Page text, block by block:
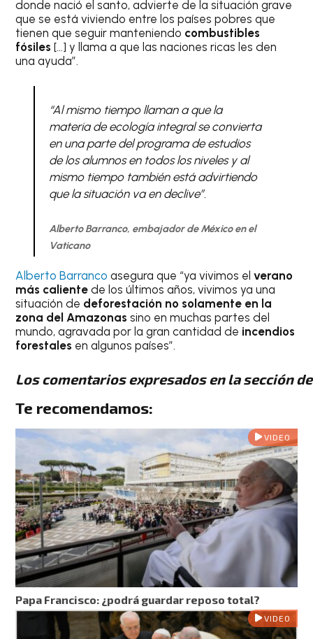
donde nació el santo, advierte de la situación grave
que se está viviendo entre los países pobres que
tienen que seguir manteniendo combustibles
fósiles[…] y llama a que las naciones ricas les den
una ayuda”.
“Al mismo tiempo llaman a que la
materia de ecología integral se convierta
en una parte del programa de estudios
de los alumnos en todos los niveles y al
mismo tiempo también está advirtiendo
que la situación va en declive”.
Alberto Barranco, embajador de México en el
Vaticano
Alberto Barrancoasegura que “ya vivimos elverano
más calientede los últimos años, vivimos ya una
situación de deforestación no solamente en la
zona del Amazonas sino en muchas partes del
mundo, agravada por la gran cantidad de incendios
forestales en algunos países”.
Los comentarios expresados en la sección
Te recomendamos:
VIDEO
Papa Francisco: ¿podrá guardar reposo total?
VIDEO